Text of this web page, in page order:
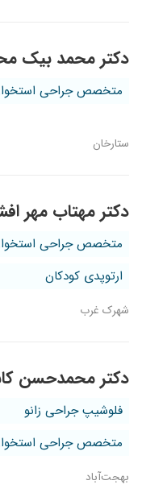
دکتر محمد بیک
متخصص جراحی
ستارخان
دکتر مهتاب مهر
متخصص جراحی
ارتوپدی کودکان
شهرک غرب
دکتر محمدحسن
فلوشیپ جراحی زانو
متخصص جراحی
بهجت‌آباد